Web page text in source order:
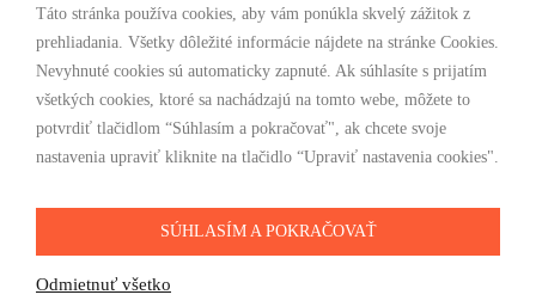
POHODLNÉ NAKUPOVANIE
Odosielame ihneď nasledujúci pracovný deň
Doprava zdarma už od 49 €
SLEDUJTE NÁS
Táto stránka používa cookies, aby vám ponúkla skvelý zážitok z
prehliadania. Všetky dôležité informácie nájdete na stránke Cookies.
Nevyhnuté cookies sú automaticky zapnuté. Ak súhlasíte s prijatím
všetkých cookies, ktoré sa nachádzajú na tomto webe, môžete to
potvrdiť tlačidlom “Súhlasím a pokračovať", ak chcete svoje
nastavenia upraviť kliknite na tlačidlo “Upraviť nastavenia cookies".
SÚHLASÍM A POKRAČOVAŤ
Odmietnuť všetko